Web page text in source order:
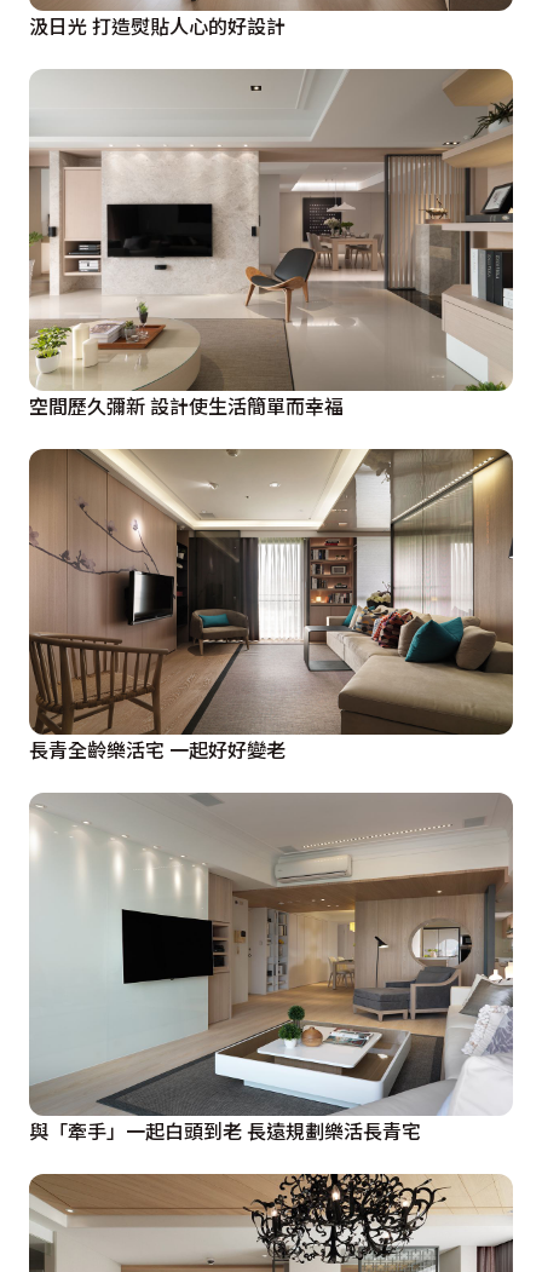
汲日光 打造熨貼人心的好設計
空間歷久彌新 設計使生活簡單而幸福
長青全齡樂活宅 一起好好變老
與「牽手」一起白頭到老 長遠規劃樂活長青宅